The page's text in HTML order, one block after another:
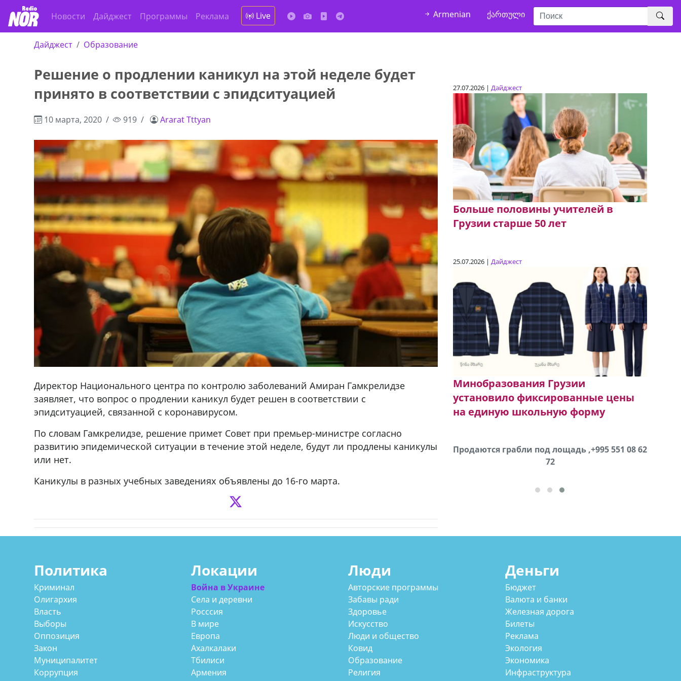
Новости Дайджест Программы Реклама Live Armenian ქართული
Дайджест Образование
Решение о продлении каникул на этой неделе будет
принято в соответствии с эпидситуацией
10 марта, 2020 919 Ararat Tttyan
Директор Национального центра по контролю заболеваний Амиран Гамкрелидзе
заявляет, что вопрос о продлении каникул будет решен в соответствии с
эпидситуацией, связанной с коронавирусом.
По словам Гамкрелидзе, решение примет Совет при премьер-министре согласно
развитию эпидемической ситуации в течение этой неделе, будут ли продлены каникулы
или нет.
Каникулы в разных учебных заведениях объявлены до 16-го марта.
27.07.2026 | Дайджест
Больше половины учителей в
Грузии старше 50 лет
25.07.2026 | Дайджест
Минобразования Грузии
установило фиксированные цены
на единую школьную форму
Продается машина марки Prado,571 30 57
Продаются грабли под лощадь ,+995 551 08 62
72
В городе Ниноцминда около фастфуда Hask
cдается в аренду дом, 571 30 57
Политика
Криминал
Олигархия
Власть
Выборы
Оппозиция
Закон
Муниципалитет
Коррупция
Локации
Война в Украине
Села и деревни
Росссия
В мире
Европа
Ахалкалаки
Тбилиси
Армения
Люди
Авторские программы
Забавы ради
Здоровье
Искусство
Люди и общество
Ковид
Образование
Религия
Деньги
Бюджет
Валюта и банки
Железная дорога
Билеты
Реклама
Экология
Экономика
Инфраструктура